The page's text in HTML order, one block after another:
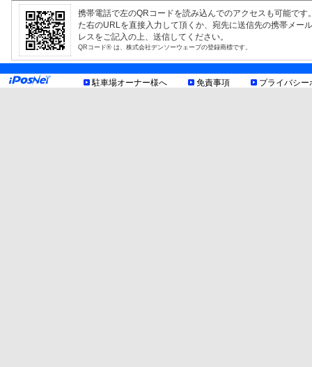
車室&車種により異なる制限有、現地利用規約等をご確認
お知らせ
携帯電話で左のQRコードを読み込んでのアクセスも可能です
た右のURLを直接入力して頂くか、宛先に送信先の携帯メー
レスをご記入の上、送信してください。
QRコード® は、株式会社デンソーウェーブの登録商標です。
駐車場オーナー様へ 免責事項 プライバシー